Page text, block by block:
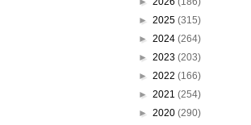
► 2025 (315)
► 2024 (264)
► 2023 (203)
► 2022 (166)
► 2021 (254)
► 2020 (290)